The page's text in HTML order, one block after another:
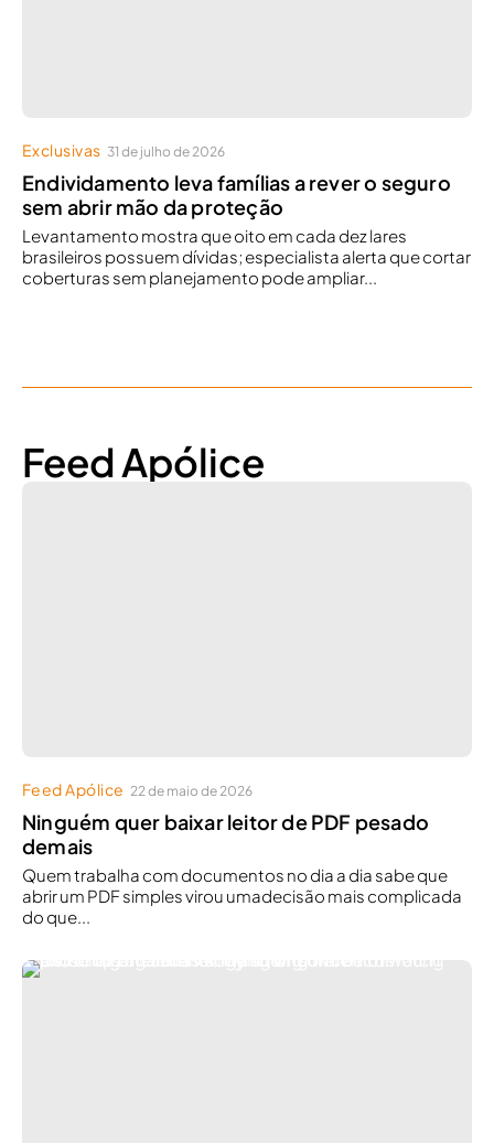
Exclusivas 31 de julho de 2026
Endividamento leva famílias a rever o seguro
sem abrir mão da proteção
Levantamento mostra que oito em cada dez lares
brasileiros possuem dívidas; especialista alerta que cortar
coberturas sem planejamento pode ampliar...
Feed Apólice
Feed Apólice 22 de maio de 2026
Ninguém quer baixar leitor de PDF pesado
demais
Quem trabalha com documentos no dia a dia sabe que
abrir um PDF simples virou umadecisão mais complicada
do que...